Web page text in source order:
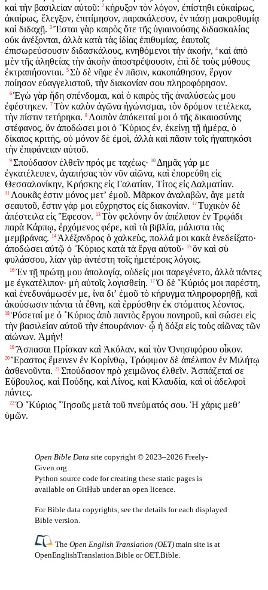
καὶ τὴν βασιλείαν αὐτοῦ: 2 κήρυξον τὸν λόγον, ἐπίστηθι εὐκαίρως,
ἀκαίρως, ἔλεγξον, ἐπιτίμησον, παρακάλεσον, ἐν πάσῃ μακροθυμίᾳ
καὶ διδαχῇ. 3 Ἔσται γὰρ καιρὸς ὅτε τῆς ὑγιαινούσης διδασκαλίας
οὐκ ἀνέξονται, ἀλλὰ κατὰ τὰς ἰδίας ἐπιθυμίας, ἑαυτοῖς
ἐπισωρεύσουσιν διδασκάλους, κνηθόμενοι τὴν ἀκοήν, 4 καὶ ἀπὸ
μὲν τῆς ἀληθείας τὴν ἀκοὴν ἀποστρέψουσιν, ἐπὶ δὲ τοὺς μύθους
ἐκτραπήσονται. 5 Σὺ δὲ νῆφε ἐν πᾶσιν, κακοπάθησον, ἔργον
ποίησον εὐαγγελιστοῦ, τὴν διακονίαν σου πληροφόρησον.
6 Ἐγὼ γὰρ ἤδη σπένδομαι, καὶ ὁ καιρὸς τῆς ἀναλύσεώς μου
ἐφέστηκεν. 7 Τὸν καλὸν ἀγῶνα ἠγώνισμαι, τὸν δρόμον τετέλεκα,
τὴν πίστιν τετήρηκα. 8 Λοιπὸν ἀπόκειταί μοι ὁ τῆς δικαιοσύνης
στέφανος, ὃν ἀποδώσει μοι ὁ ˚Κύριος ἐν, ἐκείνῃ τῇ ἡμέρᾳ, ὁ
δίκαιος κριτής, οὐ μόνον δὲ ἐμοὶ, ἀλλὰ καὶ πᾶσιν τοῖς ἠγαπηκόσι
τὴν ἐπιφάνειαν αὐτοῦ.
9 Σπούδασον ἐλθεῖν πρός με ταχέως· 10 Δημᾶς γάρ με
ἐγκατέλειπεν, ἀγαπήσας τὸν νῦν αἰῶνα, καὶ ἐπορεύθη εἰς
Θεσσαλονίκην, Κρήσκης εἰς Γαλατίαν, Τίτος εἰς Δαλματίαν.
11 Λουκᾶς ἐστιν μόνος μετʼ ἐμοῦ. Μᾶρκον ἀναλαβὼν, ἄγε μετὰ
σεαυτοῦ, ἔστιν γάρ μοι εὔχρηστος εἰς διακονίαν.
12 Τυχικὸν δὲ
ἀπέστειλα εἰς Ἔφεσον.
13 Τὸν φελόνην ὃν ἀπέλιπον ἐν Τρῳάδι
παρὰ Κάρπῳ, ἐρχόμενος φέρε, καὶ τὰ βιβλία, μάλιστα τὰς
μεμβράνας.
14 Ἀλέξανδρος ὁ χαλκεὺς, πολλά μοι κακὰ ἐνεδείξατο·
ἀποδώσει αὐτῷ ὁ ˚Κύριος κατὰ τὰ ἔργα αὐτοῦ·
15 ὃν καὶ σὺ
φυλάσσου, λίαν γὰρ ἀντέστη τοῖς ἡμετέροις λόγοις.
16 Ἐν τῇ πρώτῃ μου ἀπολογίᾳ, οὐδείς μοι παρεγένετο, ἀλλὰ πάντες
με ἐγκατέλιπον· μὴ αὐτοῖς λογισθείη.
17 Ὁ δὲ ˚Κύριός μοι παρέστη,
καὶ ἐνεδυνάμωσέν με, ἵνα διʼ ἐμοῦ τὸ κήρυγμα πληροφορηθῇ, καὶ
ἀκούσωσιν πάντα τὰ ἔθνη, καὶ ἐρρύσθην ἐκ στόματος λέοντος.
18 Ῥύσεταί με ὁ ˚Κύριος ἀπὸ παντὸς ἔργου πονηροῦ, καὶ σώσει εἰς
τὴν βασιλείαν αὐτοῦ τὴν ἐπουράνιον· ᾧ ἡ δόξα εἰς τοὺς αἰῶνας τῶν
αἰώνων. Ἀμήν!
19 Ἄσπασαι Πρίσκαν καὶ Ἀκύλαν, καὶ τὸν Ὀνησιφόρου οἶκον.
20 Ἔραστος ἔμεινεν ἐν Κορίνθῳ, Τρόφιμον δὲ ἀπέλιπον ἐν Μιλήτῳ
ἀσθενοῦντα. 21 Σπούδασον πρὸ χειμῶνος ἐλθεῖν. Ἀσπάζεταί σε
Εὔβουλος, καὶ Πούδης, καὶ Λίνος, καὶ Κλαυδία, καὶ οἱ ἀδελφοὶ
πάντες.
22 Ὁ ˚Κύριος ˚Ἰησοῦς μετὰ τοῦ πνεύματός σου. Ἡ χάρις μεθʼ
ὑμῶν.
Open Bible Data site copyright © 2023–2026 Freely-
Given.org.
Python source code for creating these static pages is
available on GitHub under an open licence.
For Bible data copyrights, see the details for each displayed
Bible version.
TheOpen English Translation (OET) main site is at
OpenEnglishTranslation.Bible orOET.Bible.